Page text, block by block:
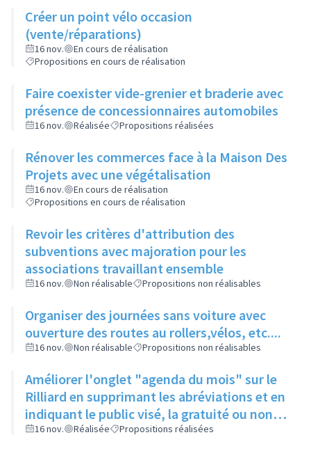
Créer un point vélo occasion
(vente/réparations)
16 nov.
En cours de réalisation
Propositions en cours de réalisation
Faire coexister vide-grenier et braderie avec
présence de concessionnaires automobiles
16 nov. Réalisée Propositions réalisées
Rénover les commerces face à la Maison Des
Projets avec une végétalisation
16 nov.
En cours de réalisation
Propositions en cours de réalisation
Revoir les critères d'attribution des
subventions avec majoration pour les
associations travaillant ensemble
16 nov. Non réalisable Propositions non réalisables
Organiser des journées sans voiture avec
ouverture des routes au rollers,vélos, etc....
16 nov. Non réalisable Propositions non réalisables
Améliorer l'onglet "agenda du mois" sur le
Rilliard en supprimant les abréviations et en
indiquant le public visé, la gratuité ou non et
le numéro de page pour l'article
16 nov. Réalisée Propositions réalisées